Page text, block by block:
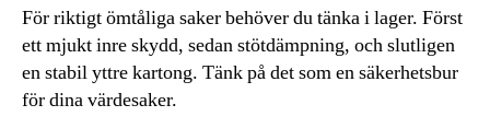
För riktigt ömtåliga saker behöver du tänka i lager. Först
ett mjukt inre skydd, sedan stötdämpning, och slutligen
en stabil yttre kartong. Tänk på det som en säkerhetsbur
för dina värdesaker.